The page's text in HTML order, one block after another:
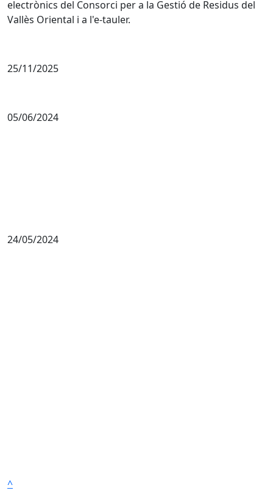
electrònics del Consorci per a la Gestió de Residus del
Vallès Oriental i a l'e-tauler.
25/11/2025
05/06/2024
24/05/2024
^